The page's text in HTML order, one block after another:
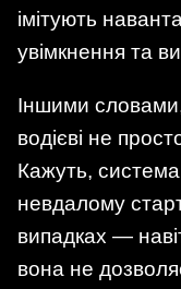
імітують
увімкнення та
Іншими
водієві не
Кажуть,
невдалому
випадках —
вона не